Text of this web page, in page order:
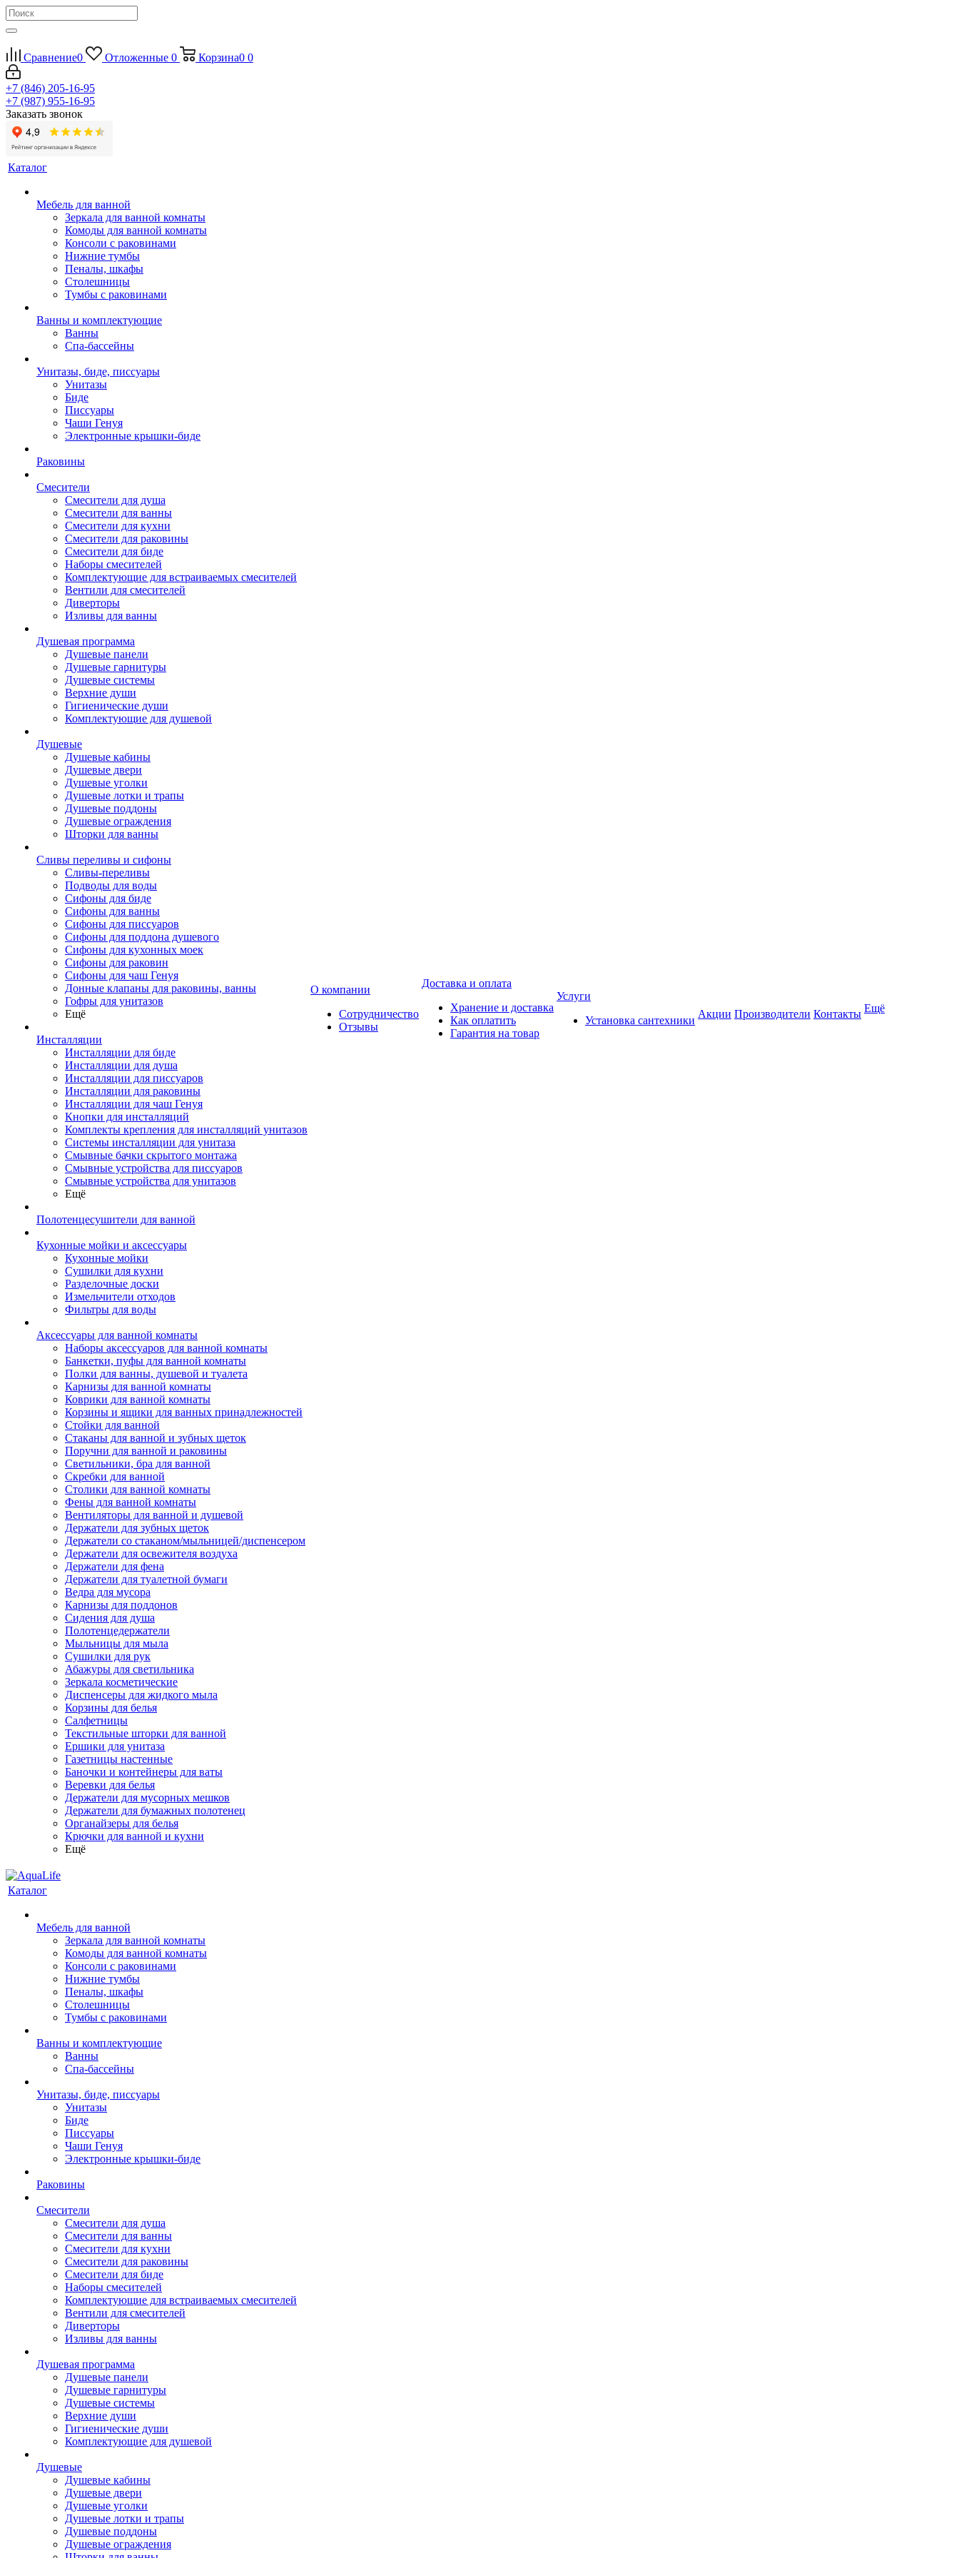
Сравнение0 Отложенные 0 Корзина0 0
+7 (846) 205-16-95
+7 (987) 955-16-95
Заказать звонок
Каталог
Мебель для ванной
Зеркала для ванной комнаты
Комоды для ванной комнаты
Консоли с раковинами
Нижние тумбы
Пеналы, шкафы
Столешницы
Тумбы с раковинами
Ванны и комплектующие
Ванны
Спа-бассейны
Унитазы, биде, писсуары
Унитазы
Биде
Писсуары
Чаши Генуя
Электронные крышки-биде
Раковины
Смесители
Смесители для душа
Смесители для ванны
Смесители для кухни
Смесители для раковины
Смесители для биде
Наборы смесителей
Комплектующие для встраиваемых смесителей
Вентили для смесителей
Диверторы
Изливы для ванны
Душевая программа
Душевые панели
Душевые гарнитуры
Душевые системы
Верхние души
Гигиенические души
Комплектующие для душевой
Душевые
Душевые кабины
Душевые двери
Душевые уголки
Душевые лотки и трапы
Душевые поддоны
Душевые ограждения
Шторки для ванны
Сливы переливы и сифоны
Сливы-переливы
Подводы для воды
Сифоны для биде
Сифоны для ванны
Сифоны для писсуаров
Сифоны для поддона душевого
Сифоны для кухонных моек
Сифоны для раковин
Сифоны для чаш Генуя
Донные клапаны для раковины, ванны
Гофры для унитазов
Ещё
Инсталляции
Инсталляции для биде
Инсталляции для душа
Инсталляции для писсуаров
Инсталляции для раковины
Инсталляции для чаш Генуя
Кнопки для инсталляций
Комплекты крепления для инсталляций унитазов
Системы инсталляции для унитаза
Смывные бачки скрытого монтажа
Смывные устройства для писсуаров
Смывные устройства для унитазов
Ещё
Полотенцесушители для ванной
Кухонные мойки и аксессуары
Кухонные мойки
Сушилки для кухни
Разделочные доски
Измельчители отходов
Фильтры для воды
Аксессуары для ванной комнаты
Наборы аксессуаров для ванной комнаты
Банкетки, пуфы для ванной комнаты
Полки для ванны, душевой и туалета
Карнизы для ванной комнаты
Коврики для ванной комнаты
Корзины и ящики для ванных принадлежностей
Стойки для ванной
Стаканы для ванной и зубных щеток
Поручни для ванной и раковины
Светильники, бра для ванной
Скребки для ванной
Столики для ванной комнаты
Фены для ванной комнаты
Вентиляторы для ванной и душевой
Держатели для зубных щеток
Держатели со стаканом/мыльницей/диспенсером
Держатели для освежителя воздуха
Держатели для фена
Держатели для туалетной бумаги
Ведра для мусора
Карнизы для поддонов
Сидения для душа
Полотенцедержатели
Мыльницы для мыла
Сушилки для рук
Абажуры для светильника
Зеркала косметические
Диспенсеры для жидкого мыла
Корзины для белья
Салфетницы
Текстильные шторки для ванной
Ершики для унитаза
Газетницы настенные
Баночки и контейнеры для ваты
Веревки для белья
Держатели для мусорных мешков
Держатели для бумажных полотенец
Органайзеры для белья
Крючки для ванной и кухни
Ещё
О компании
Сотрудничество
Отзывы
Доставка и оплата
Хранение и доставка
Как оплатить
Гарантия на товар
Услуги
Установка сантехники
Акции Производители Контакты Ещё
Каталог
Мебель для ванной
Зеркала для ванной комнаты
Комоды для ванной комнаты
Консоли с раковинами
Нижние тумбы
Пеналы, шкафы
Столешницы
Тумбы с раковинами
Ванны и комплектующие
Ванны
Спа-бассейны
Унитазы, биде, писсуары
Унитазы
Биде
Писсуары
Чаши Генуя
Электронные крышки-биде
Раковины
Смесители
Смесители для душа
Смесители для ванны
Смесители для кухни
Смесители для раковины
Смесители для биде
Наборы смесителей
Комплектующие для встраиваемых смесителей
Вентили для смесителей
Диверторы
Изливы для ванны
Душевая программа
Душевые панели
Душевые гарнитуры
Душевые системы
Верхние души
Гигиенические души
Комплектующие для душевой
Душевые
Душевые кабины
Душевые двери
Душевые уголки
Душевые лотки и трапы
Душевые поддоны
Душевые ограждения